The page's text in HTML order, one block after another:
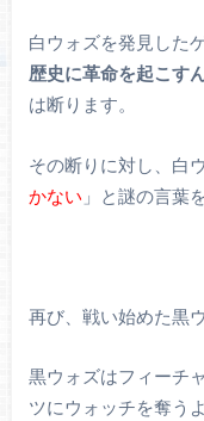
白ウォズを発見した
歴史に革命を起こす
は断ります。
その断りに対し、白
かない 」と謎の言葉
再び、戦い始めた黒
黒ウォズはフィーチ
ツにウォッチを奪う